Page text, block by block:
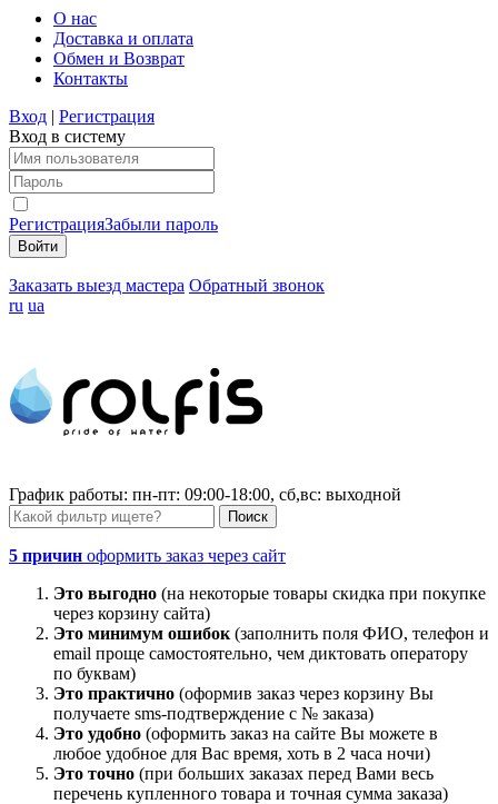
О нас
Доставка и оплата
Обмен и Возврат
Контакты
Вход | Регистрация
Вход в систему
РегистрацияЗабыли пароль
Заказать выезд мастера Обратный звонок
ru ua
График работы: пн-пт: 09:00-18:00, сб,вс: выходной
5 причин оформить заказ через сайт
Это выгодно (на некоторые товары скидка при покупке
через корзину сайта)
Это минимум ошибок (заполнить поля ФИО, телефон и
email проще самостоятельно, чем диктовать оператору
по буквам)
Это практично (оформив заказ через корзину Вы
получаете sms-подтверждение с № заказа)
Это удобно (оформить заказ на сайте Вы можете в
любое удобное для Вас время, хоть в 2 часа ночи)
Это точно (при больших заказах перед Вами весь
перечень купленного товара и точная сумма заказа)